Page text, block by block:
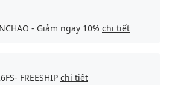
- Giảm ngay 10% chi tiết
FREESHIP chi tiết